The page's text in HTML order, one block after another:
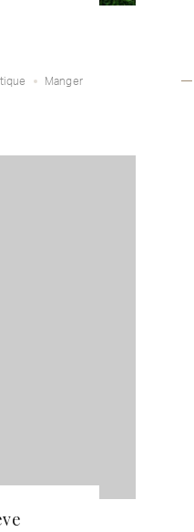
Manger